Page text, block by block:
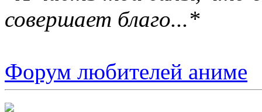
совершает благо...*
Форум любителей аниме